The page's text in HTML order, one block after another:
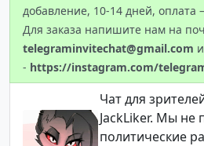
добавление, 10-14 дней, оплата
Для заказа напишите нам на
telegraminvitechat@gmail.com
- https://instagram.com/
Чат для
JackLiker. Мы не
политические